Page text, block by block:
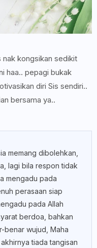
nak kongsikan sedikit
haa.. pepagi bukak
diri Sis sendiri..
bersama ya..
memang dibolehkan,
lagi bila respon tidak
mengadu pada
perasaan siap
pada Allah
berdoa, bahkan
benar wujud, Maha
tiada tangisan